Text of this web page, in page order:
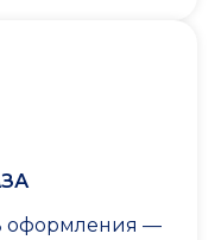
оформления —